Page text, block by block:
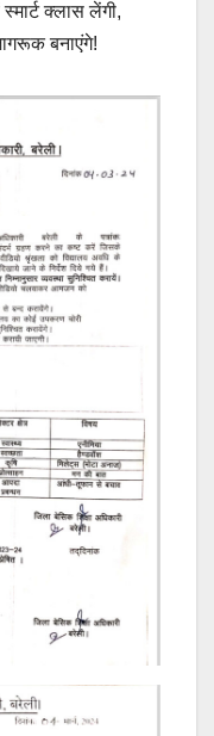
क्लास लेंगी,
बनाएंगे!